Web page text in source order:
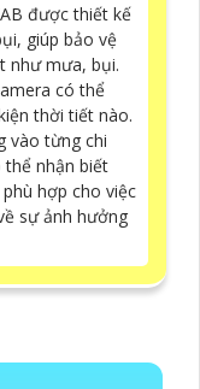
được thiết kế
giúp bảo vệ
như mưa, bụi.
có thể
thời tiết nào.
vào từng chi
nhận biết
hợp cho việc
sự ảnh hưởng